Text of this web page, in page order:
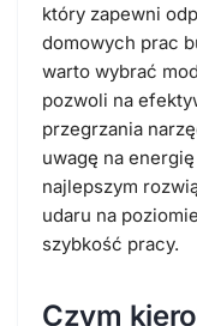
który zapewni
domowych prac
warto wybrać
pozwoli na
przegrzania
uwagę na
najlepszym
udaru na
szybkość pracy.
Czym